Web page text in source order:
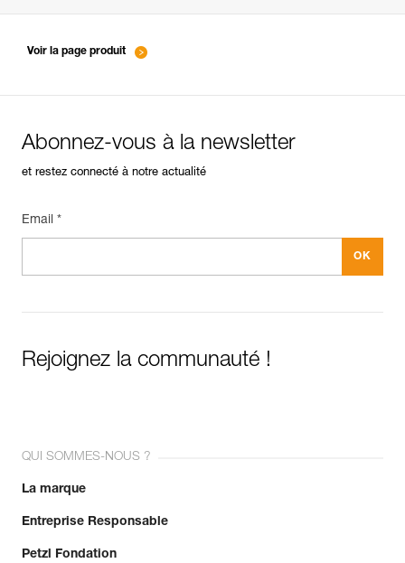
Voir la page produit
Abonnez-vous à la newsletter
et restez connecté à notre actualité
Email *
Rejoignez la communauté !
QUI SOMMES-NOUS ?
La marque
Entreprise Responsable
Petzl Fondation